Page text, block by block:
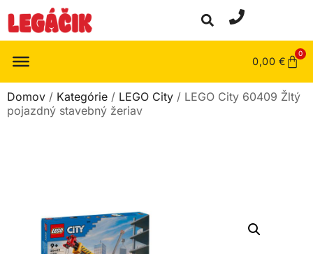
0,00 €
0
Domov / Kategórie / LEGO City / LEGO City 60409 Žltý
pojazdný stavebný žeriav